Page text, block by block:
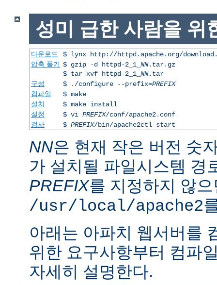
성미 급한 사람을 위
다운로드
$ lynx http://httpd.apache.org/
압축 풀기 $ gzip -d httpd-2_1_ NN.tar.gz
$ tar xvf httpd-2_1_ NN.tar
구성
$ ./configure --prefix=PREFIX
컴파일
$ make
설치
$ make install
설정
$ vi PREFIX/conf/apache2.conf
검사
$ PREFIX/bin/apache2ctl start
NN은 현재 작은 버전 숫
가 설치될 파일시스템 경
PREFIX를 지정하지 않
/usr/local/apache2
아래는 아파치 웹서버를
위한 요구사항부터 컴파
자세히 설명한다.